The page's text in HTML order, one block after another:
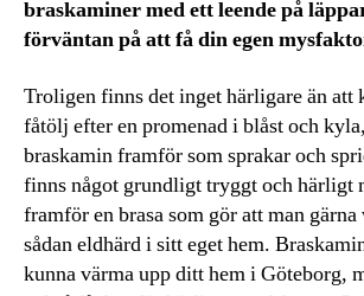
braskaminer med ett leende på
förväntan på att få din egen
Troligen finns det inget härligare än att
fåtölj efter en promenad i blåst och
braskamin framför som sprakar och
finns något grundligt tryggt och härligt
framför en brasa som gör att man
sådan eldhärd i sitt eget hem.
kunna värma upp ditt hem i Göteborg,